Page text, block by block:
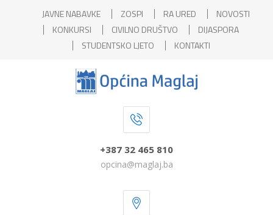
JAVNE NABAVKE ZOSPI RA URED
NOVOSTI
KONKURSI
CIVILNO DRUŠTVO
DIJASPORA
STUDENTSKO LJETO
KONTAKTI
+387 32 465 810
opcina@maglaj.ba